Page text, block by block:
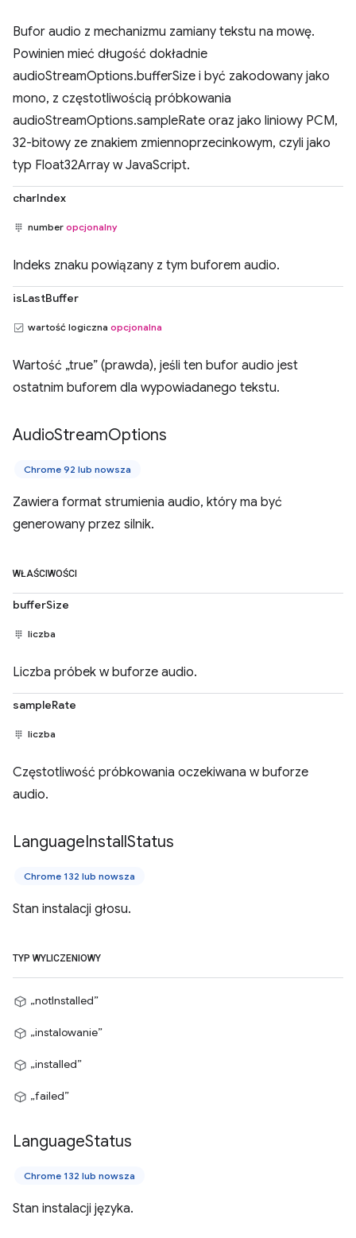
Bufor audio z mechanizmu zamiany tekstu na mowę.
Powinien mieć długość dokładnie
audioStreamOptions.bufferSize i być zakodowany jako
mono, z częstotliwością próbkowania
audioStreamOptions.sampleRate oraz jako liniowy PCM,
32-bitowy ze znakiem zmiennoprzecinkowym, czyli jako
typ Float32Array w JavaScript.
charIndex
number opcjonalny
Indeks znaku powiązany z tym buforem audio.
isLastBuffer
wartość logiczna opcjonalna
Wartość „true” (prawda), jeśli ten bufor audio jest
ostatnim buforem dla wypowiadanego tekstu.
AudioStreamOptions
Chrome 92 lub nowsza
Zawiera format strumienia audio, który ma być
generowany przez silnik.
WŁAŚCIWOŚCI
bufferSize
liczba
Liczba próbek w buforze audio.
sampleRate
liczba
Częstotliwość próbkowania oczekiwana w buforze
audio.
LanguageInstallStatus
Chrome 132 lub nowsza
Stan instalacji głosu.
TYP WYLICZENIOWY
„notInstalled”
„instalowanie”
„installed”
„failed”
LanguageStatus
Chrome 132 lub nowsza
Stan instalacji języka.